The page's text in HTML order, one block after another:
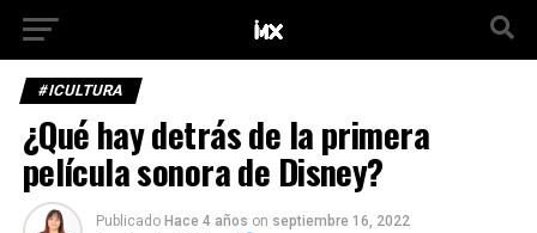
#ICULTURA
¿Qué hay detrás de la primera
película sonora de Disney?
Publicado Hace 4 años on septiembre 16, 2022